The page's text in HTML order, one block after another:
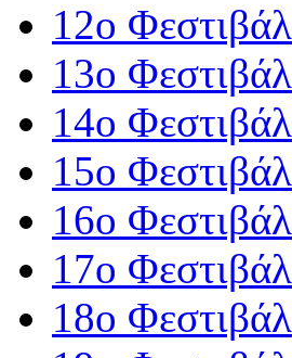
12o Φεστιβάλ
13ο Φεστιβάλ
14ο Φεστιβάλ
15ο Φεστιβάλ
16ο Φεστιβάλ
17ο Φεστιβάλ
18ο Φεστιβάλ